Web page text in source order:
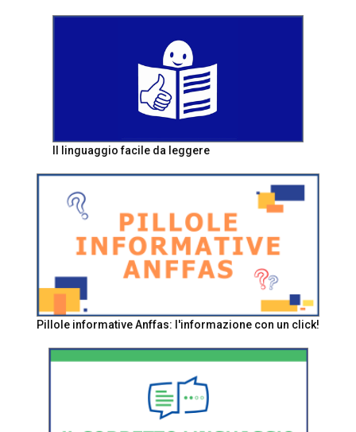
Il linguaggio facile da leggere
Pillole informative Anffas: l'informazione con un click!